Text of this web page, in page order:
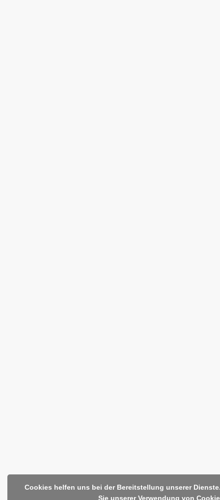
Cookies helfen uns bei der Bereitstellung unserer
Sie unserer Verwendung von